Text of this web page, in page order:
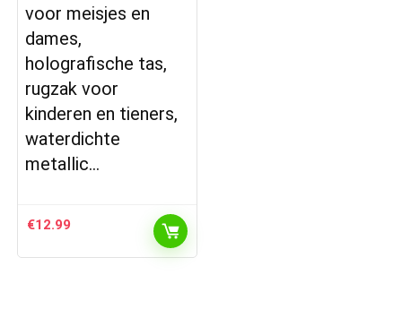
voor meisjes en
dames,
holografische tas,
rugzak voor
kinderen en tieners,
waterdichte
metallic…
€12.99